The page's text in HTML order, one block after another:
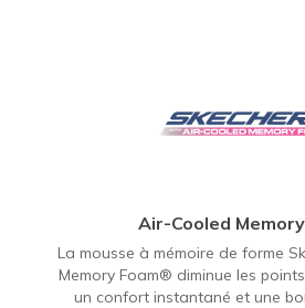
Air-Cooled
La mousse à mémoire de forme
Memory Foam® diminue les
un confort instantané et une